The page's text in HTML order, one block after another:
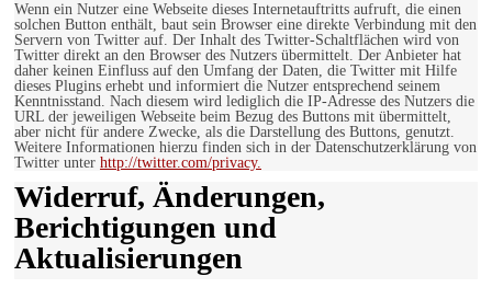
Wenn ein Nutzer eine Webseite dieses Internetauftritts aufruft, die einen
solchen Button enthält, baut sein Browser eine direkte Verbindung mit den
Servern von Twitter auf. Der Inhalt des Twitter-Schaltflächen wird von
Twitter direkt an den Browser des Nutzers übermittelt. Der Anbieter hat
daher keinen Einfluss auf den Umfang der Daten, die Twitter mit Hilfe
dieses Plugins erhebt und informiert die Nutzer entsprechend seinem
Kenntnisstand. Nach diesem wird lediglich die IP-Adresse des Nutzers die
URL der jeweiligen Webseite beim Bezug des Buttons mit übermittelt,
aber nicht für andere Zwecke, als die Darstellung des Buttons, genutzt.
Weitere Informationen hierzu finden sich in der Datenschutzerklärung von
Twitter unter http://twitter.com/privacy.
Widerruf, Änderungen,
Berichtigungen und
Aktualisierungen